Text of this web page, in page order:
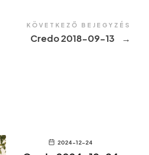
KÖVETKEZŐ BEJEGYZÉS
Credo 2018-09-13 →
2024-12-24